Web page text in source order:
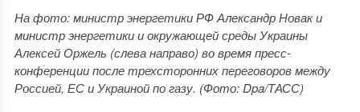
На фото: министр энергетики РФ Александр Новак и
министр энергетики и окружающей среды Украины
Алексей Оржель (слева направо) во время пресс-
конференции после трехсторонних переговоров между
Россией, ЕС и Украиной по газу. (Фото: Dpa/ТАСС)